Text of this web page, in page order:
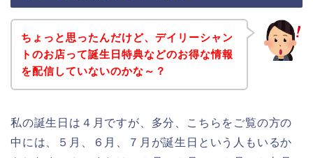
ちょっと思ったんだけど、デイリーシャン
トのお店って誕生日特典などのお得な情報
を配信していないのかな～？
私の誕生日は４月ですが、多分、こちらをご覧の方の
中には、５月、６月、７月が誕生日という人もいるか